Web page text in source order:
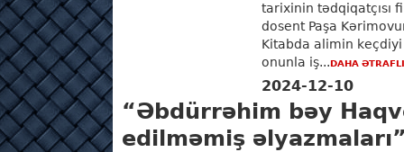
tarixinin tədqiqatçısı
dosent Paşa
Kitabda alimin
onunla iş...DAHA ƏTRAFLI
2024-12-10
“Əbdürrəhim bəy
edilməmiş